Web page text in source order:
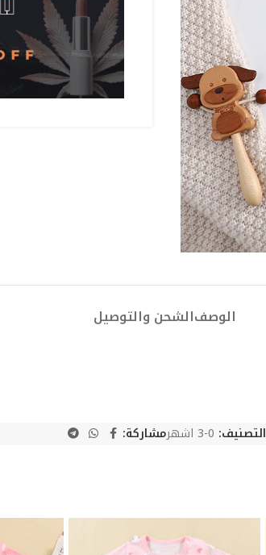
الوصفالشحن والتوصيل
التصنيف: 0-3 اشهر مشاركة: